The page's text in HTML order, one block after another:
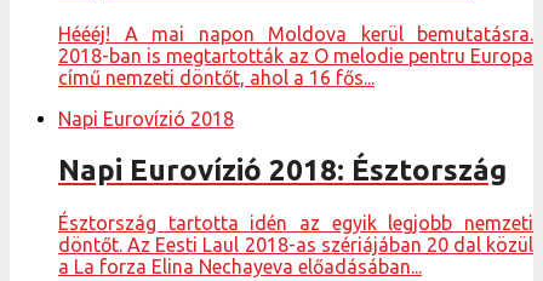
Héééj! A mai napon Moldova kerül bemutatásra.
2018-ban is megtartották az O melodie pentru Europa
című nemzeti döntőt, ahol a 16 fős...
Napi Eurovízió 2018
Napi Eurovízió 2018: Észtország
Észtország tartotta idén az egyik legjobb nemzeti
döntőt. Az Eesti Laul 2018-as szériájában 20 dal közül
a La forza Elina Nechayeva előadásában...